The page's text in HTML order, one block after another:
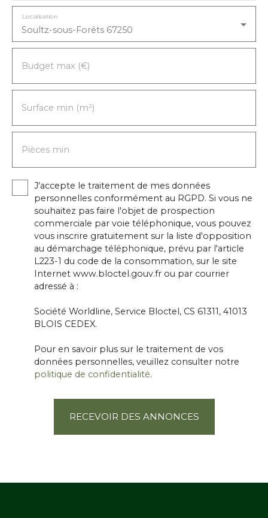
accessibles à 10 minutes à pied. Ne manquez pas
cette opportunité de transformer cette maison
en un foyer chaleureux et personnalisé.
Contactez-nous pour une visite et laissez-vous
Assainissement du tout à l'égouts est a refaire.
de 500€/m² environ. Les informations sur les
risques auxquels ce bien est exposé sont
georisques. gouv. fr Prix du bien : 168. 900 €Prix
TTC : 5,56 % soit 8. 900 € Honoraires à la charge
de l'acquéreur
Soultz-sous-Forêts 67250
Localisation
Budget max (€)
Surface min (m²)
Pièces min
J'accepte le traitement de mes données
personnelles conformément au RGPD. Si vous ne
souhaitez pas faire l'objet de prospection
commerciale par voie téléphonique, vous pouvez
vous inscrire gratuitement sur la liste d'opposition
au démarchage téléphonique, prévu par l'article
L223-1 du code de la consommation, sur le site
Internet www.bloctel.gouv.fr ou par courrier
adressé à :
Société Worldline, Service Bloctel, CS 61311, 41013
BLOIS CEDEX.
Pour en savoir plus sur le traitement de vos
données personnelles, veuillez consulter notre
politique de confidentialité.
RECEVOIR DES ANNONCES